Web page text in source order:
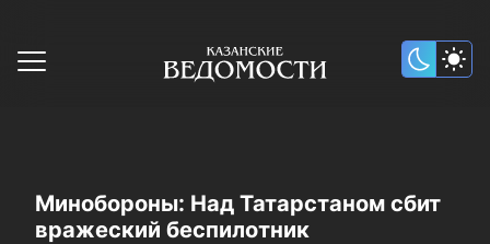
Минобороны: Над Татарстаном сбит
вражеский беспилотник